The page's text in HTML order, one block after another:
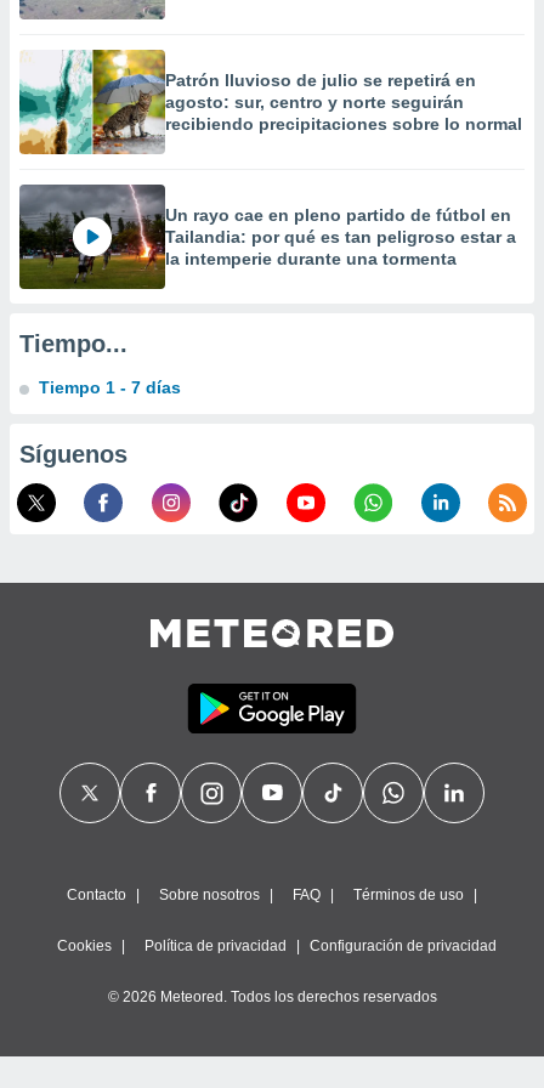
e
publicidad
publicidad
de
1199
Patrón lluvioso de julio se repetirá en
agosto: sur, centro y norte seguirán
recibiendo precipitaciones sobre lo normal
Un rayo cae en pleno partido de fútbol en
Tailandia: por qué es tan peligroso estar a
la intemperie durante una tormenta
Tiempo...
Tiempo 1 - 7 días
Síguenos
Contacto Sobre nosotros FAQ Términos de uso
Cookies Política de privacidad Configuración de privacidad
© 2026 Meteored. Todos los derechos reservados